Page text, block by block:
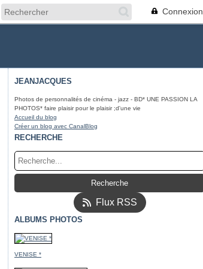
Connexion
JEANJACQUES
Photos de personnalités de cinéma - jazz - BD* UNE PASSION LA
PHOTOS* faire plaisir pour le plaisir ;d'une vie
Accueil du blog
Créer un blog avec CanalBlog
RECHERCHE
Flux RSS
ALBUMS PHOTOS
VENISE *